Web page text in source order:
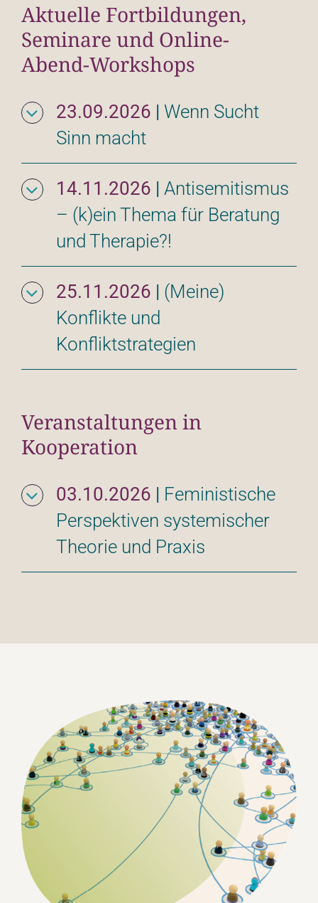
Aktuelle Fortbildungen,
Seminare und Online-
Abend-Workshops
23.09.2026 | Wenn Sucht
Sinn macht
14.11.2026 | Antisemitismus
– (k)ein Thema für Beratung
und Therapie?!
25.11.2026 | (Meine)
Konflikte und
Konfliktstrategien
Veranstaltungen in
Kooperation
03.10.2026 | Feministische
Perspektiven systemischer
Theorie und Praxis